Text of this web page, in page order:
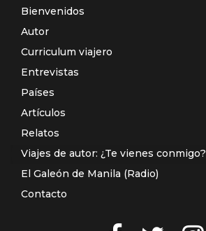
Bienvenidos
Autor
Curriculum viajero
Entrevistas
Países
Artículos
Relatos
Viajes de autor: ¿Te vienes conmigo?
El Galeón de Manila (Radio)
Contacto